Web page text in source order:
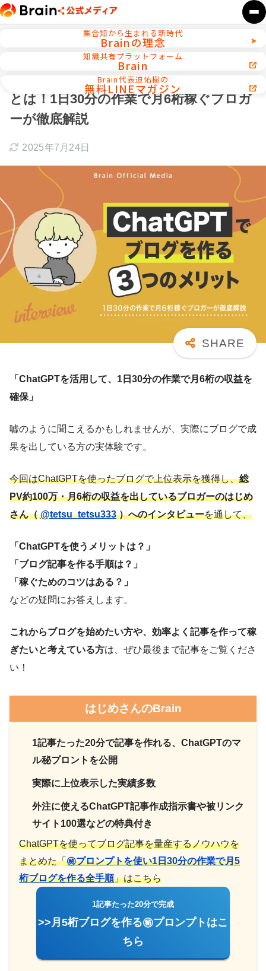
集合知から生まれる新時代
Brainの理念
知識共有プラットフォーム
Brain
Brain代表迫佑樹の
無料LINEマガジン
AI活用／自動化ツール
ChatGPTでブログを作る3つのメリット
とは！1日30分の作業で月6桁稼ぐブロガ
ーが徹底解説
2025年7月24日
「ChatGPTを活用して、1日30分の作業で月6桁の収益を
確保」
嘘のように聞こえるかもしれませんが、実際にブログで成
果を出している方の実体験です。
今回はChatGPTを使ったブログで上位表示を獲得し、総
PV約100万・月6桁の収益を出しているブロガーのはじめ
さん（@tetsu_tetsu333）へのインタビューを通して、
「ChatGPTを使うメリットは？」
「ブログ記事を作る手順は？」
「稼ぐためのコツはある？」
などの疑問にお答えします。
これからブログを始めたい方や、効率よく記事を作って稼
ぎたいと考えている方は、ぜひ最後まで記事をご覧くださ
い！
はじめさんのBrain
1記事たった20分で記事を作れる、ChatGPTのマ
ル秘プロントを公開
実際に上位表示した実績多数
外注に使えるChatGPT記事作成指示書や被リンク
サイト100選などの特典付き
ChatGPTを使ってブログ記事を量産するノウハウを
まとめた「㊙︎プロンプトを使い1日30分の作業で月5
桁ブログを作る全手順」はこちら
1記事たった20分で完成
>>月5桁ブログを作る㊙プロンプトはこ
ちら